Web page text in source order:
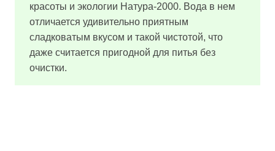
красоты и экологии Натура-2000. Вода в нем
отличается удивительно приятным
сладковатым вкусом и такой чистотой, что
даже считается пригодной для питья без
очистки.